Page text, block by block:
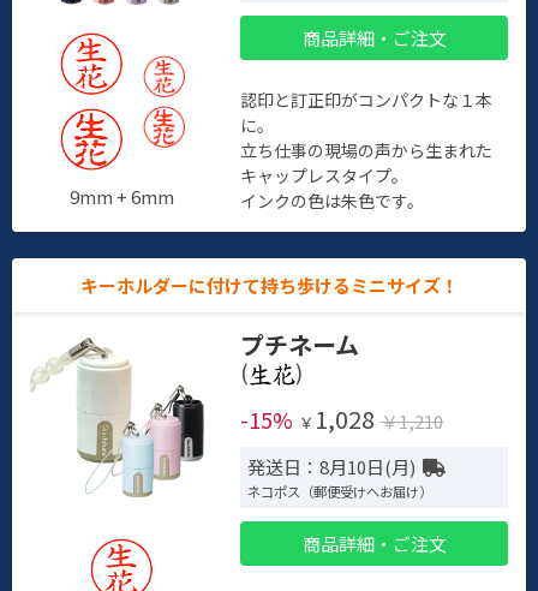
9mm + 6mm
商品詳細・ご注文
認印と訂正印がコンパクトな１本
に。
立ち仕事の現場の声から生まれた
キャップレスタイプ。
インクの色は朱色です。
キーホルダーに付けて持ち歩けるミニサイズ！
プチネーム
(
)
-15% ￥ 1,028 ￥1,210
発送日：8月10日(月)
ネコポス（郵便受けへお届け）
商品詳細・ご注文